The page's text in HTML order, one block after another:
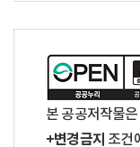
본 공공저작물은
+변경금지 조건